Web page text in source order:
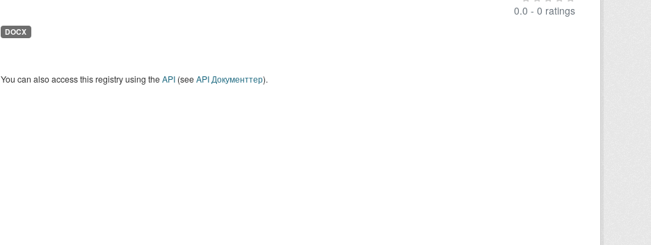
0.0 - 0 ratings
DOCX
You can also access this registry using theAPI(seeAPI Документтер).